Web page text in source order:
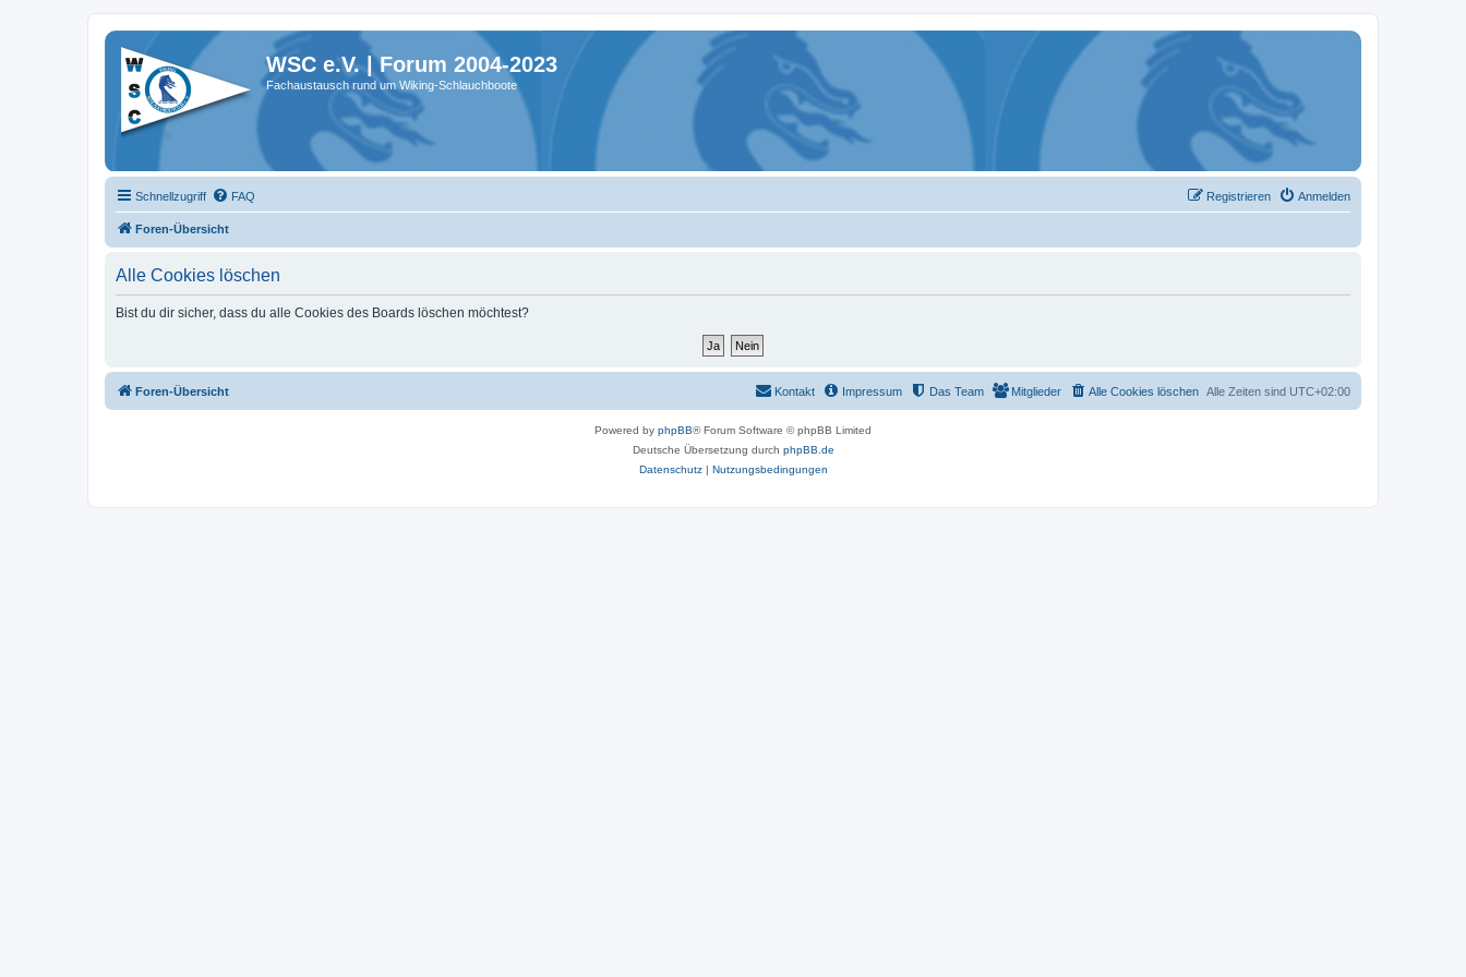
WSC e.V. | Forum 2004-2023
Fachaustausch rund um Wiking-Schlauchboote
Schnellzugriff FAQ Anmelden
Registrieren
Foren-Übersicht
Alle Cookies löschen
Bist du dir sicher, dass du alle Cookies des Boards löschen möchtest?
Foren-Übersicht Alle Zeiten sind UTC+02:00
Alle Cookies löschen
Mitglieder
Das Team
Impressum
Kontakt
Powered by phpBB® Forum Software © phpBB Limited
Deutsche Übersetzung durch phpBB.de
Datenschutz| Nutzungsbedingungen